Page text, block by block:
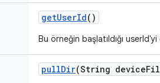
getUserId()
Bu örneğin başlatıldığı
pullDir(String device